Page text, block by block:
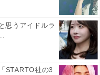
チーズガーデン）／87
思うアイドルラ
STARTO社の3